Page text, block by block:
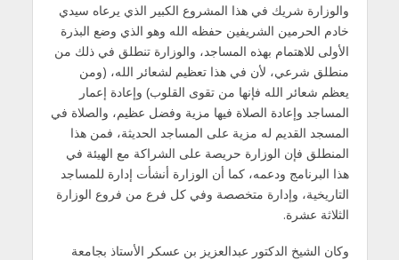
والوزارة شريك في هذا المشروع الكبير الذي يرعاه سيدي
خادم الحرمين الشريفين حفظه الله وهو الذي وضع البذرة
الأولى للاهتمام بهذه المساجد، والوزارة تنطلق في ذلك من
منطلق شرعي، لأن في هذا تعظيم لشعائر الله، (ومن
يعظم شعائر الله فإنها من تقوى القلوب) وإعادة إعمار
المساجد وإعادة الصلاة فيها مزية وفضل عظيم، والصلاة في
المسجد القديم له مزية على المساجد الحديثة، فمن هذا
المنطلق فإن الوزارة حريصة على الشراكة مع الهيئة في
هذا البرنامج ودعمه، كما أن الوزارة أنشأت إدارة للمساجد
التاريخية، وإدارة متخصصة وفي كل فرع من فروع الوزارة
الثلاثة عشرة.
وكان الشيخ الدكتور عبدالعزيز بن عسكر الأستاذ بجامعة